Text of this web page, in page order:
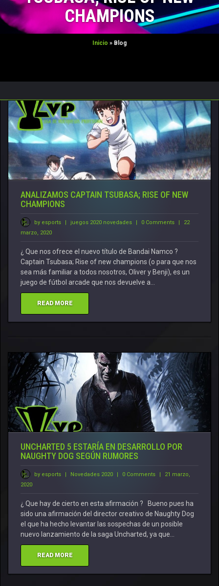
CONTACTO
TORNEOS FREE
CHAMPIONS
Inicio » Blog
ANALIZAMOS CAPTAIN TSUBASA; RISE OF NEW
CHAMPIONS
by esports juegos 2020 novedades 0 Comments
22
marzo, 2020
¿ Que nos ofrece el nuevo título de Bandai Namco ?
Captain Tsubasa; Rise of new champions (o para que nos
sea más familiar a todos nosotros, Oliver y Benji), es un
juego de fútbol arcade que nos devuelve a…
READ MORE
UNCHARTED 5 ESTARÍA EN DESARROLLO POR
NAUGHTY DOG SEGÚN RUMORES
by esports Novedades 2020 0 Comments
21 marzo,
2020
¿ Que hay de cierto en esta afirmación ? Bueno pues ha
sido una afirmación del director creativo de Naughty Dog
el que ha hecho levantar las sospechas de un posible
nuevo lanzamiento de la saga Uncharted, ya que…
READ MORE